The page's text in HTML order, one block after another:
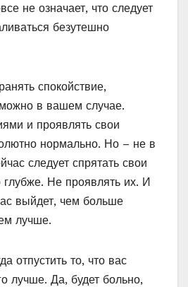
не означает, что следует
безутешно
спокойствие,
в вашем случае.
и проявлять свои
нормально. Но – не в
следует спрятать свои
Не проявлять их. И
выйдет, чем больше
лучше.
отпустить то, что вас
лучше. Да, будет больно,